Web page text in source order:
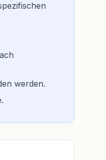
werden.